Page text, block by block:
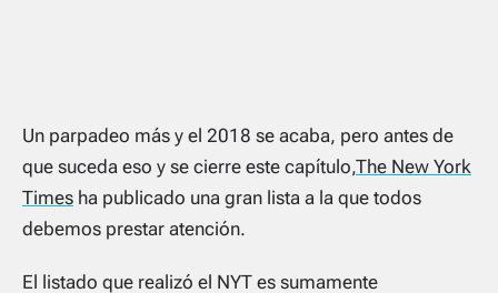
Un parpadeo más y el 2018 se acaba, pero antes de
que suceda eso y se cierre este capítulo,The New York
Times ha publicado una gran lista a la que todos
debemos prestar atención.
El listado que realizó el NYT es sumamente